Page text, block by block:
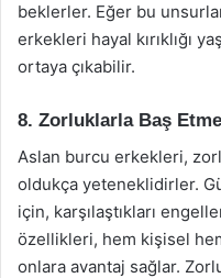
beklerler. Eğer bu
erkekleri hayal kırıklığı
ortaya çıkabilir.
8. Zorluklarla Baş
Aslan burcu erkekleri,
oldukça yeteneklidirler.
için, karşılaştıkları
özellikleri, hem kişisel
onlara avantaj sağlar.